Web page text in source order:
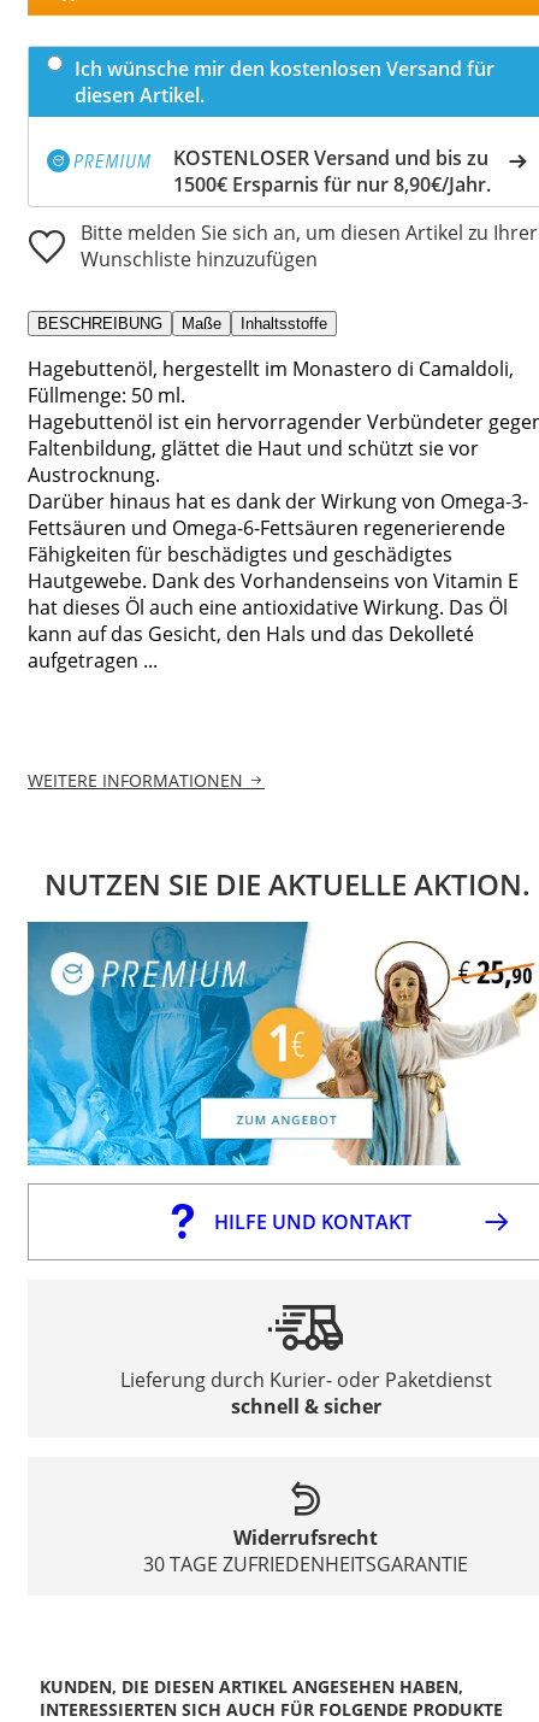
Ich wünsche mir den kostenlosen Versand für
diesen Artikel.
KOSTENLOSER Versand und bis zu
1500€ Ersparnis für nur 8,90€/Jahr.
Bitte melden Sie sich an, um diesen Artikel zu Ihrer
Wunschliste hinzuzufügen
BESCHREIBUNG Maße Inhaltsstoffe
Hagebuttenöl, hergestellt im Monastero di Camaldoli,
Füllmenge: 50 ml.
Hagebuttenöl ist ein hervorragender Verbündeter
Faltenbildung, glättet die Haut und schützt sie vor
Austrocknung.
Darüber hinaus hat es dank der Wirkung von Omega-3-
Fettsäuren und Omega-6-Fettsäuren regenerierende
Fähigkeiten für beschädigtes und geschädigtes
Hautgewebe. Dank des Vorhandenseins von Vitamin E
hat dieses Öl auch eine antioxidative Wirkung. Das Öl
kann auf das Gesicht, den Hals und das Dekolleté
aufgetragen ...
WEITERE INFORMATIONEN
NUTZEN SIE DIE AKTUELLE AKTION.
HILFE UND KONTAKT
Lieferung durch Kurier- oder Paketdienst
schnell & sicher
Widerrufsrecht
30 TAGE ZUFRIEDENHEITSGARANTIE
KUNDEN, DIE DIESEN ARTIKEL ANGESEHEN HABEN,
INTERESSIERTEN SICH AUCH FÜR FOLGENDE PRODUKTE